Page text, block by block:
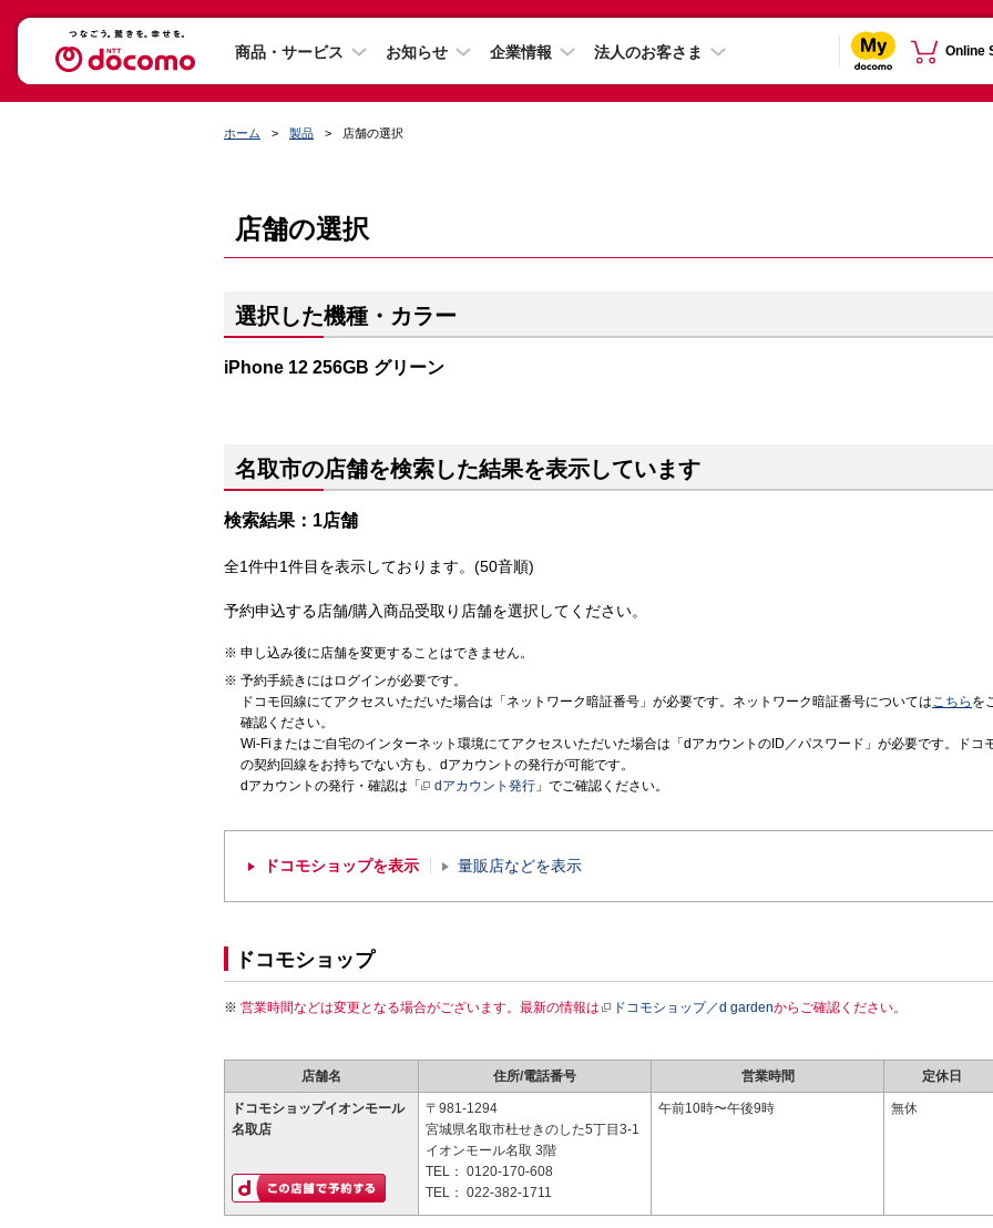
商品・サービス お知らせ 企業情報 法人のお客さま Online
ホーム 製品 店舗の選択
店舗の選択
選択した機種・カラー
iPhone 12 256GB グリーン
名取市の店舗を検索した結果を表示しています
検索結果：1店舗
全1件中1件目を表示しております。(50音順)
予約申込する店舗/購入商品受取り店舗を選択してください。
申し込み後に店舗を変更することはできません。
予約手続きにはログインが必要です。
ドコモ回線にてアクセスいただいた場合は「ネットワーク暗証番号」が必要です。ネットワーク暗証番号についてはこちら を
確認ください。
Wi-Fiまたはご自宅のインターネット環境にてアクセスいただいた場合は「dアカウントのID／パスワード」が必要です。ドコ
の契約回線をお持ちでない方も、dアカウントの発行が可能です。
dアカウントの発行・確認は「
dアカウント発行 」でご確認ください。
ドコモショップを表示 量販店などを表示
ドコモショップ
営業時間などは変更となる場合がございます。最新の情報は ドコモショップ／d gardenからご確認ください。
店舗名 住所/電話番号 営業時間 定休日
ドコモショップイオンモール
名取店
〒981-1294
宮城県名取市杜せきのした5丁目3-1
イオンモール名取 3階
TEL： 0120-170-608
TEL： 022-382-1711
午前10時〜午後9時 無休